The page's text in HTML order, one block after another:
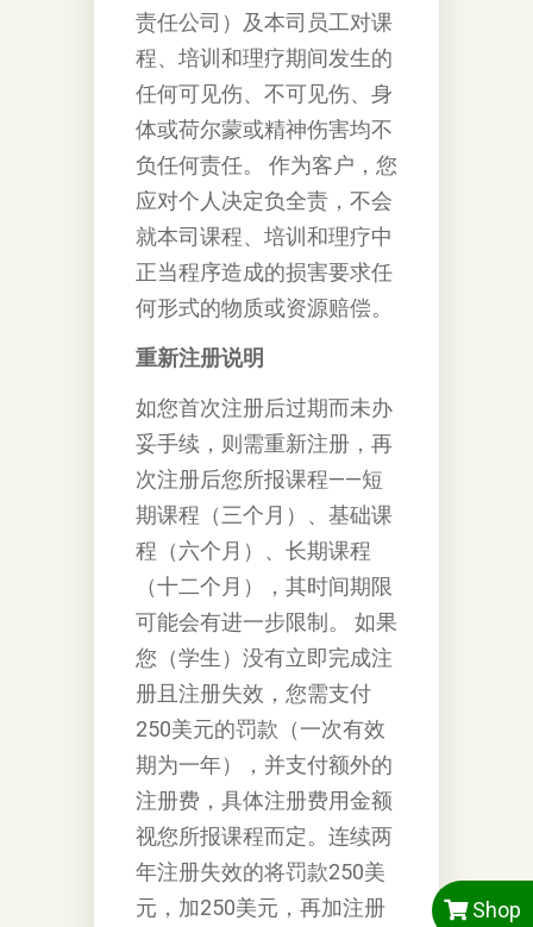
责任公司）及本司员工对课
程、培训和理疗期间发生的
任何可见伤、不可见伤、身
体或荷尔蒙或精神伤害均不
负任何责任。 作为客户，您
应对个人决定负全责，不会
就本司课程、培训和理疗中
正当程序造成的损害要求任
何形式的物质或资源赔偿。
重新注册说明
如您首次注册后过期而未办
妥手续，则需重新注册，再
次注册后您所报课程——短
期课程（三个月）、基础课
程（六个月）、长期课程
（十二个月），其时间期限
可能会有进一步限制。 如果
您（学生）没有立即完成注
册且注册失效，您需支付
250美元的罚款（一次有效
期为一年），并支付额外的
注册费，具体注册费用金额
视您所报课程而定。连续两
年注册失效的将罚款250美
元，加250美元，再加注册
Shop